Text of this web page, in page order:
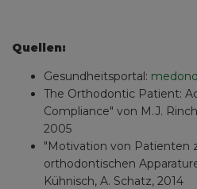
Quellen:
Gesundheitsportal:
The Orthodontic Patient:
Compliance" von M.J.
2005
"Motivation von Patienten
orthodontischen
Kühnisch, A. Schatz, 2014